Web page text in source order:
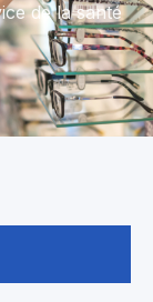
de la santé